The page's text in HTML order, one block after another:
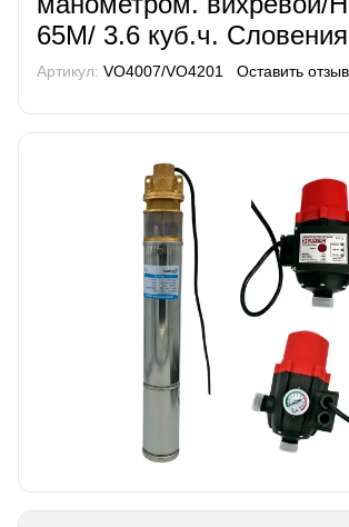
65М/ 3.6 куб.ч. Словения
Артикул: VO4007/VO4201 Оставить отзыв